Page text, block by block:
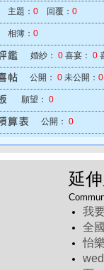
主題： 0 回覆： 0
相簿： 0
婚紗： 0 喜宴： 0
公開： 0 未公開： 0
願望： 0
公開： 0
延
我
全
怡